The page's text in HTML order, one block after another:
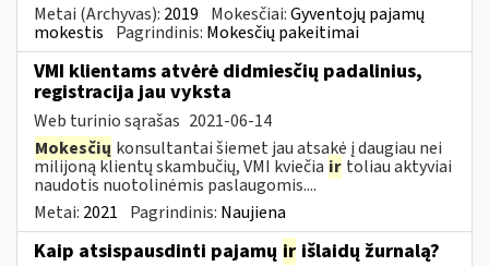
Metai (Archyvas): 2019 Mokesčiai:Gyventojų pajamų
mokestis Pagrindinis: Mokesčių pakeitimai
VMI klientams atvėrė didmiesčių padalinius,
registracija jau vyksta
Web turinio sąrašas 2021-06-14
Mokesčių konsultantai šiemet jau atsakė į daugiau nei
milijoną klientų skambučių, VMI kviečia ir toliau aktyviai
naudotis nuotolinėmis paslaugomis....
Metai: 2021 Pagrindinis: Naujiena
Kaip atsispausdinti pajamų ir išlaidų žurnalą?